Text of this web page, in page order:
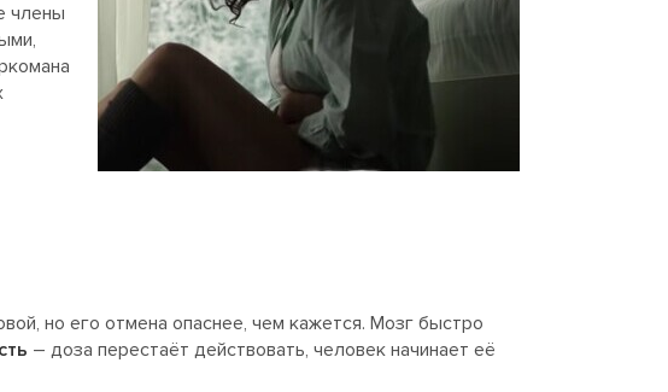
члены
но его отмена опаснее, чем кажется. Мозг быстро
– доза перестаёт действовать, человек начинает её